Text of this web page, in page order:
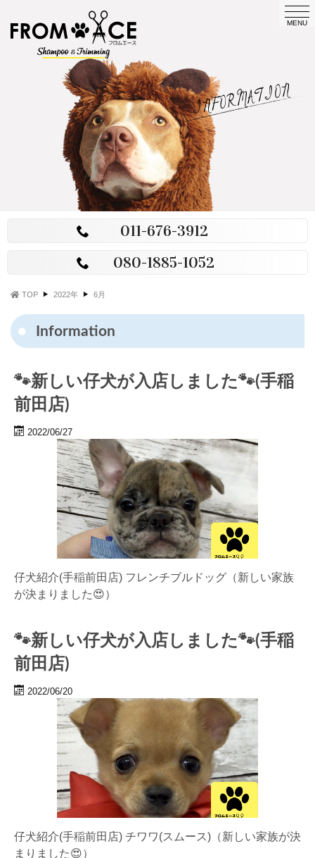
t
o
g
MENU
ACE
011-676-3912
080-1885-1052
TOP 2022年 6月
Information
🐾新しい仔犬が入店しました🐾(手稲
前田店)
2022/06/27
仔犬紹介(手稲前田店) フレンチブルドッグ（新しい家族
が決まりました😍）
🐾新しい仔犬が入店しました🐾(手稲
前田店)
2022/06/20
仔犬紹介(手稲前田店) チワワ(スムース)（新しい家族が決
まりました😍）